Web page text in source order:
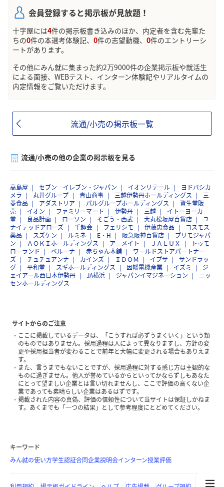
会員登録すると掲示板が見放題！
十字屋には4件の掲示板書き込みのほか、内定者を含む先輩た
ちの0件の本選考体験記、 0件の志望動機、 0件のエントリーシ
ートがあります。
その他にみん就に集まった約2万9000件の企業掲示板や就活生
による面接、WEBテスト、インターン体験記やリアルタイムの
内定情報をご覧いただけます。
流通/小売の掲示板一覧
流通/小売の他の企業の掲示板を見る
高島屋 セブン‐イレブン・ジャパン イオンリテール
ヨドバシカ
メラ
丸井グループ 青山商事 三越伊勢丹ホールディングス
三
菱食品
アダストリア パルグループホールディングス
資生堂販
売
イオン ファミリーマート 伊勢丹 三越
イトーヨーカ
堂
良品計画 ローソン そごう・西武 大丸松坂屋百貨店
ユ
ナイテッドアローズ
千趣会 フェリシモ 伊藤忠食品
コスモス
薬品
スズケン ルミネ E・H 阪急阪神百貨店
プリモジャパ
ン
ＡＯＫＩホールディングス アニメイト ＪＡＬＵＸ
トゥモ
ローランド
ベルーナ 赤ちゃん本舗
ワールドストアパートナー
ズ
チュチュアンナ カインズ ＩＤＯＭ イプサ
サンドラッ
グ
平和堂 スギホールディングス 因幡電機産業 イズミ
ジ
ェイアール西日本伊勢丹
JA横浜 ジャパンイマジネーション
ニッ
センホールディングス
サイトからのご注意
ここに掲載しているデータは、「こうすれば必ずうまくいく」という類
のものではありません。採用過程は人によって異なりますし、方針の変
更や採用担当者が変わることで前年と大幅に変更される場合もありえま
す。
また、言うまでもないことですが、採用過程に対する感じ方は主観的な
ものに過ぎません。他人が誉めているからといってかならずしもあなた
にとって望ましい企業とは言い切れませんし、ここで評価の高くない企
業であっても素晴らしい企業はあるはずです。
掲載された内容の真偽、評価の信頼性について当サイトは保証しかねま
す。あくまでも「一つの結果」として参考程度にとどめてください。
キーワード
みん就の使い方学生認証合同企業説明会インターン授業評価